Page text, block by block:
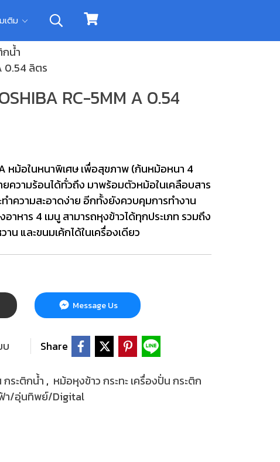
เติม
กน้ำ
0.54 ลิตร
RC-5MM A 0.54
หม้อในหนาพิเศษ เพื่อสุขภาพ (ก้นหม้อหนา 4
ยความร้อนได้ทั่วถึง มาพร้อมตัวหม้อในเคลือบสาร
ำความสะอาดง่าย อีกทั้งยังควบคุมการทำงาน
าหาร 4 เมนู สามารถหุงข้าวได้ทุกประเภท รวมถึง
น และขนมเค้กได้ในเครื่องเดียว
Message Us
บ Share
กระติกน้ำ , หม้อหุงข้าว กระทะ เครื่องปั่น กระติก
า/อุ่นทิพย์/Digital